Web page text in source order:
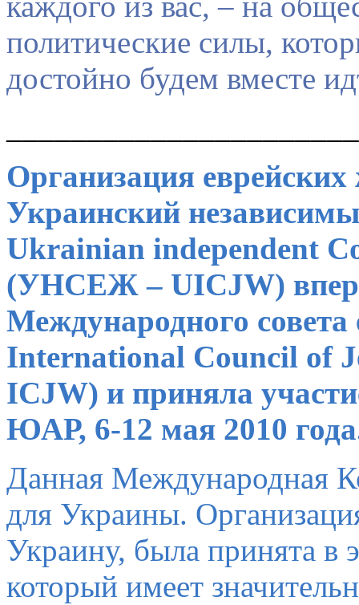
политические силы,
достойно будем вместе
Организация
Украинский
Ukrainian independent
(УНСЕЖ – UICJW)
Международного
International Council of
ICJW) и приняла
ЮАР, 6-12 мая 2010
Данная Международная
для Украины.
Украину, была принята
который имеет